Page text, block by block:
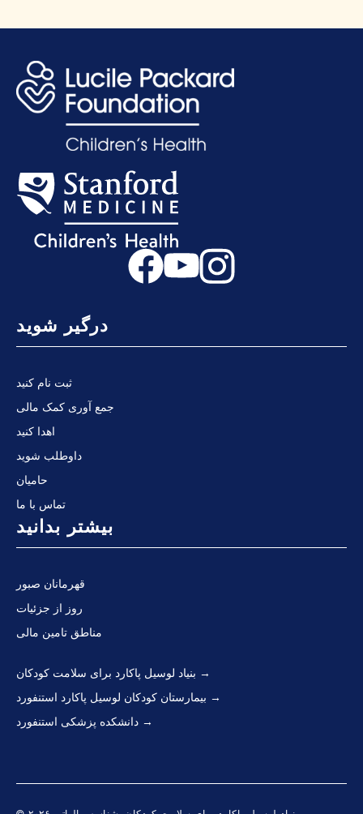
درگیر شوید
ثبت نام کنید
جمع آوری کمک مالی
اهدا کنید
داوطلب شوید
حامیان
تماس با ما
بیشتر بدانید
قهرمانان صبور
روز از جزئیات
مناطق تامین مالی